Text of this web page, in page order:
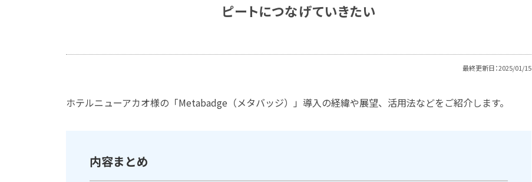
ピートにつなげていきたい
最終更新日：2025/01/15
ホテルニューアカオ様の「Metabadge（メタバッジ）」導入の経緯や展望、活用法などをご紹介します。
内容まとめ